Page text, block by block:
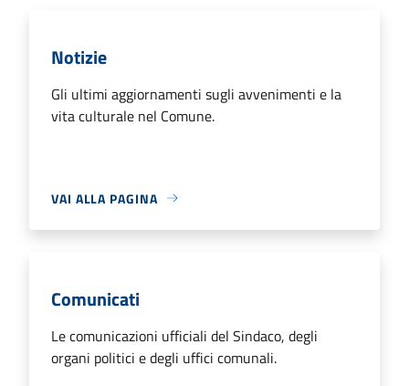
Notizie
Gli ultimi aggiornamenti sugli avvenimenti e la
vita culturale nel Comune.
VAI ALLA PAGINA
Comunicati
Le comunicazioni ufficiali del Sindaco, degli
organi politici e degli uffici comunali.